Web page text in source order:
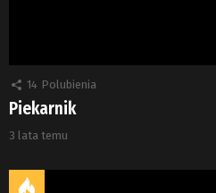
14 Polubienia
Piekarnik
3 lata temu